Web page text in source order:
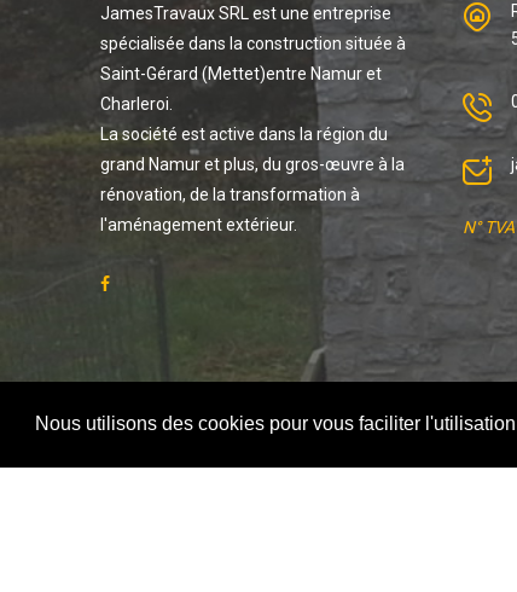
Nous utilisons des cookies pour vous faciliter
JamesTravaux SRL est une entreprise
spécialisée dans la construction située à
Saint-Gérard (Mettet)entre Namur et
Charleroi.
La société est active dans la région du
grand Namur et plus, du gros-œuvre à la
rénovation, de la transformation à
l'aménagement extérieur.
N° TVA